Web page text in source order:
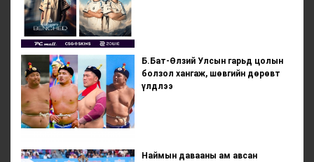
Б.Бат-Өлзий Улсын гарьд цолын
болзол хангаж, шөвгийн дөрөвт
үлдлээ
Наймын давааны ам авсан